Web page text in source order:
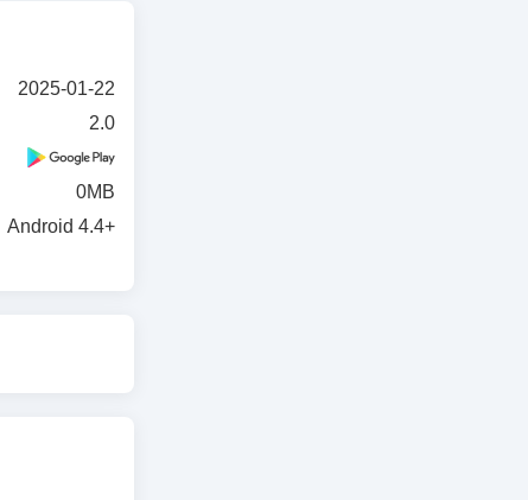
2025-01-22
2.0
0MB
Android 4.4+